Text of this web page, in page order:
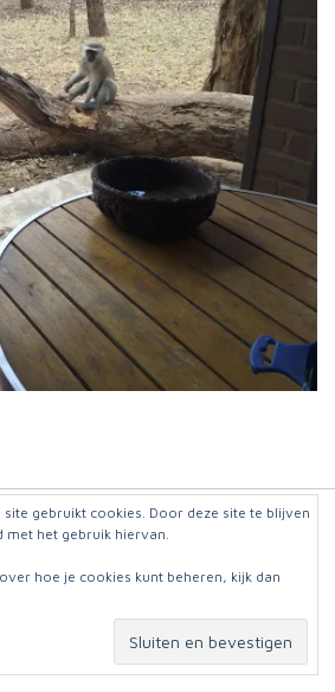
. Website: Omniafausta grafisch ontwerp
gebruikt cookies. Door deze site te blijven
met het gebruik hiervan.
hoe je cookies kunt beheren, kijk dan